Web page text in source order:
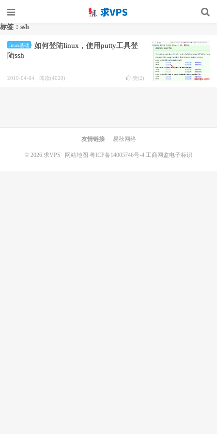
标签：ssh
linux基础
如何登陆linux，使用putty工具登
陆ssh
2019-04-04 阅读(4020) 赞(2)
友情链接 易秋网络
© 2026 求VPS 网站地图 粤ICP备14005746号-4.工商网监电子标识